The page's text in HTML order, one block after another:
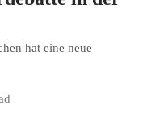
hat eine neue